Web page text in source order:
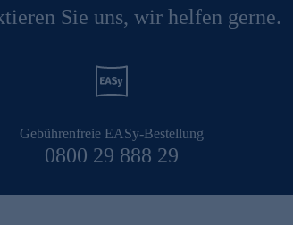
Sie uns, wir helfen gerne.
Gebührenfreie EASy-Bestellung
0800 29 888 29